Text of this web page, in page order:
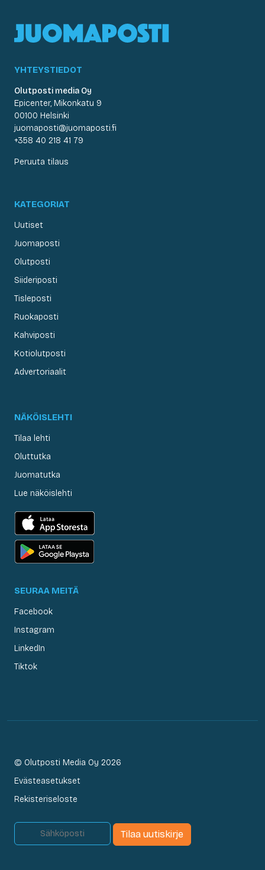
YHTEYSTIEDOT
Olutposti media Oy
Epicenter, Mikonkatu 9
00100 Helsinki
juomaposti@juomaposti.fi
+358 40 218 41 79
Peruuta tilaus
KATEGORIAT
Uutiset
Juomaposti
Olutposti
Siideriposti
Tisleposti
Ruokaposti
Kahviposti
Kotiolutposti
Advertoriaalit
NÄKÖISLEHTI
Tilaa lehti
Oluttutka
Juomatutka
Lue näköislehti
SEURAA MEITÄ
Facebook
Instagram
LinkedIn
Tiktok
© Olutposti Media Oy 2026
Evästeasetukset
Rekisteriseloste
Tilaa uutiskirje